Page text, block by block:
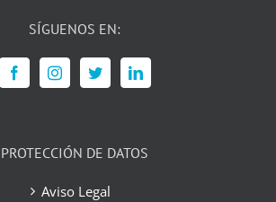
SÍGUENOS EN:
PROTECCIÓN DE DATOS
Aviso Legal